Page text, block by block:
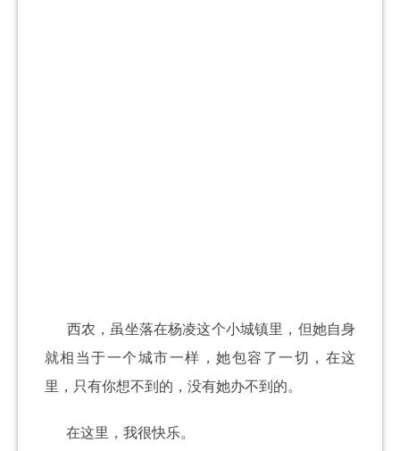
西农，虽坐落在杨凌这个小城镇里，但她自身
就相当于一个城市一样，她包容了一切，在这
里，只有你想不到的，没有她办不到的。
在这里，我很快乐。